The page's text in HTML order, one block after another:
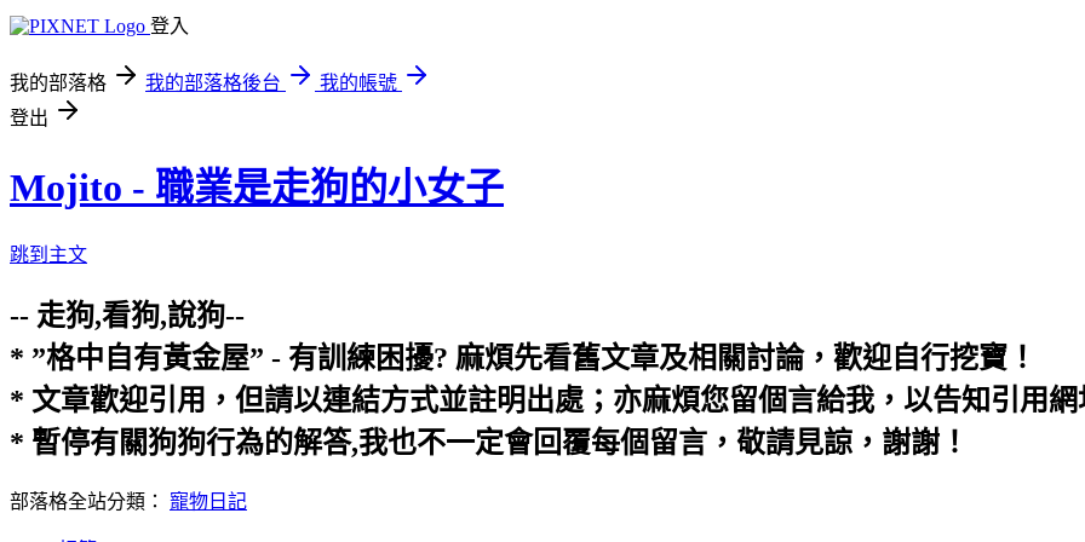
登入
我的部落格 我的部落格後台
我的帳號
登出
Mojito - 職業是走狗的小女子
跳到主文
-- 走狗,看狗,說狗--
* ”格中自有黃金屋” - 有訓練困擾? 麻煩先看舊文章及相關討論，歡迎自行挖寶！
* 文章歡迎引用，但請以連結方式並註明出處；亦麻煩您留個言給我，以告知引用
* 暫停有關狗狗行為的解答,我也不一定會回覆每個留言，敬請見諒，謝謝！
部落格全站分類： 寵物日記